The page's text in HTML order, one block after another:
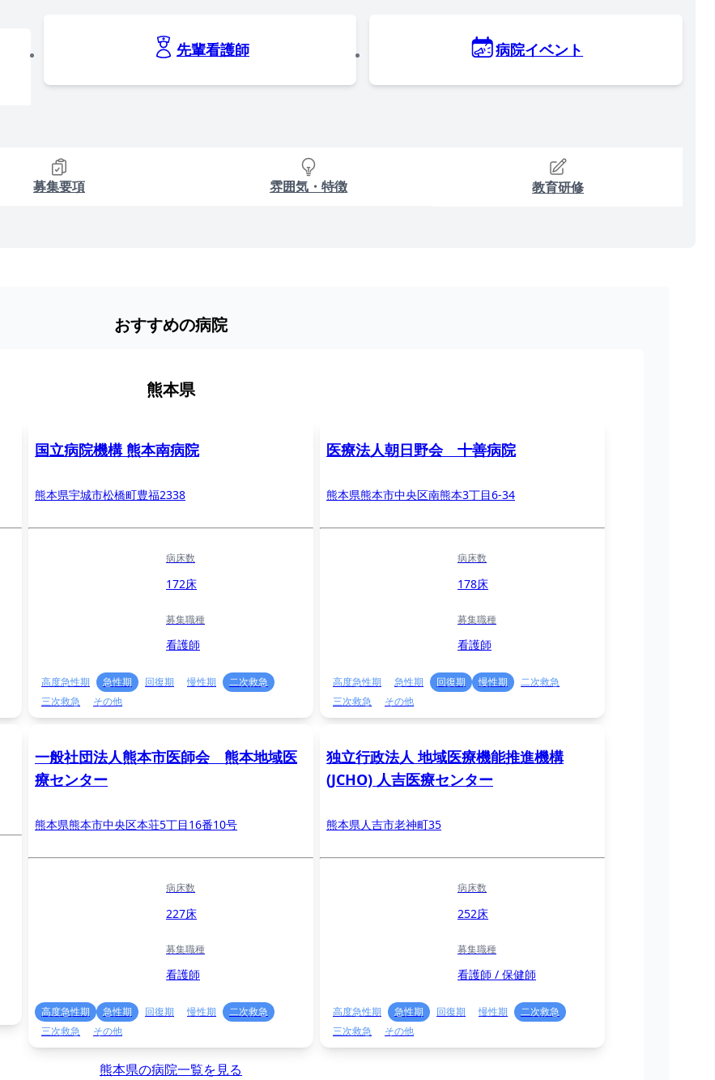
先輩看護師 病院イベント
募集要項 雰囲気・特徴 教育研修
おすすめの病院
熊本県
国立病院機構 熊本南病院
熊本県宇城市松橋町豊福2338
病床数
172床
募集職種
看護師
高度急性期 急性期 回復期 慢性期
二次救急
三次救急
その他
医療法人朝日野会 十善病院
熊本県熊本市中央区南熊本3丁目6-34
病床数
178床
募集職種
看護師
高度急性期 急性期 回復期 慢性期
二次救急
三次救急
その他
一般社団法人熊本市医師会 熊本地域医
療センター
熊本県熊本市中央区本荘5丁目16番10号
病床数
227床
募集職種
看護師
高度急性期 急性期 回復期 慢性期
二次救急
三次救急
その他
独立行政法人 地域医療機能推進機構
(JCHO) 人吉医療センター
熊本県人吉市老神町35
病床数
252床
募集職種
看護師 / 保健師
高度急性期 急性期 回復期 慢性期
二次救急
三次救急
その他
熊本県の病院一覧を見る